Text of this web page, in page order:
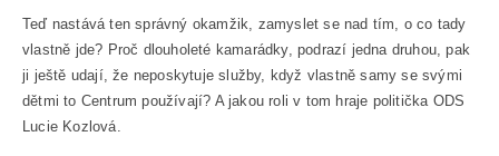
Teď nastává ten správný okamžik, zamyslet se nad tím, o co tady
vlastně jde? Proč dlouholeté kamarádky, podrazí jedna druhou, pak
ji ještě udají, že neposkytuje služby, když vlastně samy se svými
dětmi to Centrum používají? A jakou roli v tom hraje politička ODS
Lucie Kozlová.